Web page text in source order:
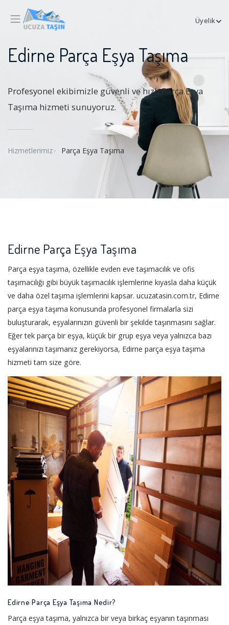
Üyelik
Edirne Parça Eşya Taşıma
Profesyonel ekibimizle güvenli ve hızlı Parça Eşya
Taşıma hizmeti sunuyoruz.
Hizmetlerimiz Parça Eşya Taşıma
Edirne Parça Eşya Taşıma
Parça eşya taşıma, özellikle evden eve taşımacılık ve ofis
taşımacılığı gibi büyük taşımacılık işlemlerine kıyasla daha küçük
ve daha özel taşıma işlemlerini kapsar. ucuzatasin.com.tr, Edirne
parça eşya taşıma konusunda profesyonel firmalarla sizi
buluşturarak, eşyalarınızın güvenli bir şekilde taşınmasını sağlar.
Eğer tek parça bir eşya, küçük bir grup eşya veya yalnızca bazı
eşyalarınızı taşımanız gerekiyorsa, Edirne parça eşya taşıma
hizmeti tam size göre.
Edirne Parça Eşya Taşıma Nedir?
Parça eşya taşıma, yalnızca bir veya birkaç eşyanın taşınması